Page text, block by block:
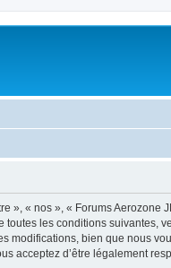
», « nos », « Forums
les conditions
modifications, bien que nous
acceptez d’être légalement